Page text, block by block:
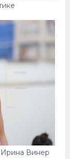
Ирина Винер